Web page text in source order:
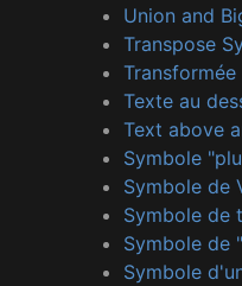
Union and
Transpose
Transformée
Texte au
Text above
Symbole
Symbole de
Symbole de
Symbole de
Symbole